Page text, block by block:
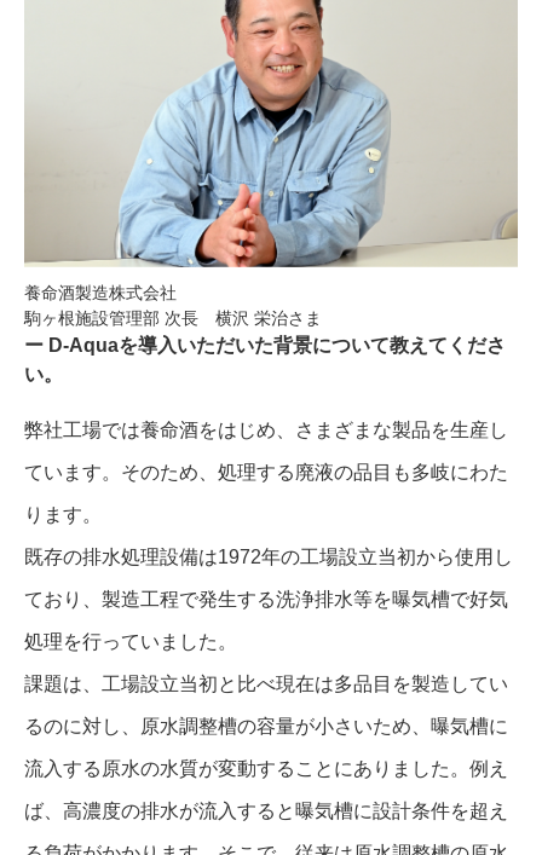
D-Aquaを導入いただいた背景について教えてくださ
い。
弊社工場では養命酒をはじめ、さまざまな製品を生産し
ています。そのため、処理する廃液の品目も多岐にわた
ります。
既存の排水処理設備は1972年の工場設立当初から使用し
ており、製造工程で発生する洗浄排水等を曝気槽で好気
処理を行っていました。
課題は、工場設立当初と比べ現在は多品目を製造してい
るのに対し、原水調整槽の容量が小さいため、曝気槽に
流入する原水の水質が変動することにありました。例え
ば、高濃度の排水が流入すると曝気槽に設計条件を超え
養命酒製造株式会社
駒ヶ根施設管理部 次長 横沢 栄治さま